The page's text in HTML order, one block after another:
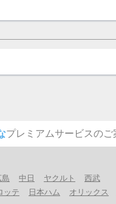
プレミアムサービスのご
島 中日 ヤクルト
西武
ッテ 日本ハム オリックス